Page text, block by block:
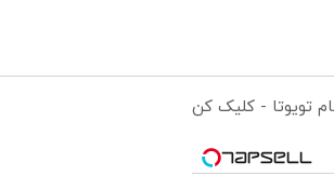
تویوتا - کلیک کن